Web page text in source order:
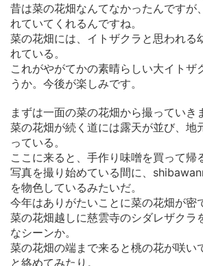
昔は菜の花畑なんてなかったんですが
れていてくれるんですね。
菜の花畑には、イトザクラと思われる
れている。
これがやがてかの素晴らしい大イトザ
うか。今後が楽しみです。
まずは一面の菜の花畑から撮っていき
菜の花畑が続く道には露天が並び、地
っている。
ここに来ると、手作り味噌を買って帰
写真を撮り始めている間に、
を物色しているみたいだ。
今年はありがたいことに菜の花畑が密
菜の花畑越しに慈雲寺のシダレザクラ
なシーンか。
菜の花畑の端まで来ると桃の花が咲い
と絡めてみたり。